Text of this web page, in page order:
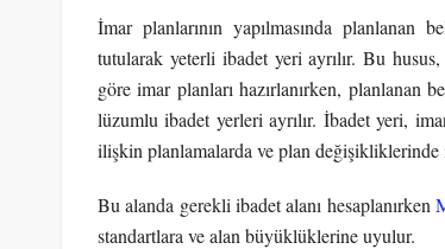
İmar planlarının yapılmasında
tutularak yeterli ibadet yeri ayrılır. Bu husus,
göre imar planları hazırlanırken, planlanan
lüzumlu ibadet yerleri ayrılır. İbadet yeri,
ilişkin planlamalarda ve plan değişikliklerinde
Bu alanda gerekli ibadet alanı hesaplanırken
standartlara ve alan büyüklüklerine uyulur.